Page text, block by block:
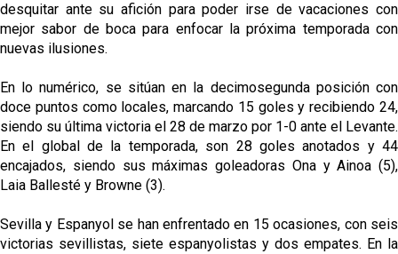
desquitar ante su afición para poder irse de vacaciones con
mejor sabor de boca para enfocar la próxima temporada con
nuevas ilusiones.
En lo numérico, se sitúan en la decimosegunda posición con
doce puntos como locales, marcando 15 goles y recibiendo 24,
siendo su última victoria el 28 de marzo por 1-0 ante el Levante.
En el global de la temporada, son 28 goles anotados y 44
encajados, siendo sus máximas goleadoras Ona y Ainoa (5),
Laia Ballesté y Browne (3).
Sevilla y Espanyol se han enfrentado en 15 ocasiones, con seis
victorias sevillistas, siete espanyolistas y dos empates. En la